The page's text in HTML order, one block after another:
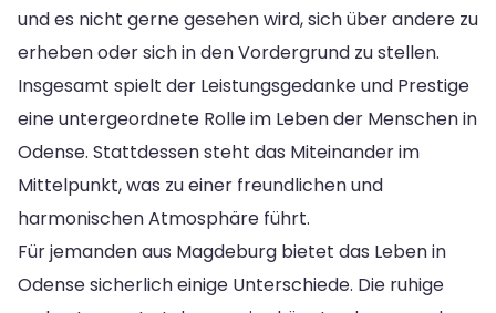
und es nicht gerne gesehen wird, sich über andere zu
erheben oder sich in den Vordergrund zu stellen.
Insgesamt spielt der Leistungsgedanke und Prestige
eine untergeordnete Rolle im Leben der Menschen in
Odense. Stattdessen steht das Miteinander im
Mittelpunkt, was zu einer freundlichen und
harmonischen Atmosphäre führt.
Für jemanden aus Magdeburg bietet das Leben in
Odense sicherlich einige Unterschiede. Die ruhige